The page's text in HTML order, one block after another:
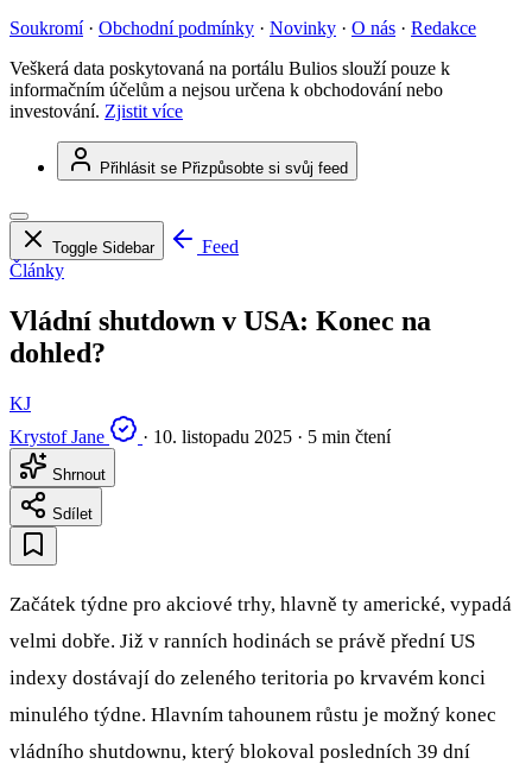
Soukromí · Obchodní podmínky · Novinky · O nás · Redakce
Veškerá data poskytovaná na portálu Bulios slouží pouze k
informačním účelům a nejsou určena k obchodování nebo
investování. Zjistit více
Přihlásit se Přizpůsobte si svůj feed
Toggle Sidebar
Feed
Články
Vládní shutdown v USA: Konec na
dohled?
KJ
Krystof Jane
· 10. listopadu 2025 · 5 min čtení
Shrnout
Sdílet
Začátek týdne pro akciové trhy, hlavně ty americké, vypadá
velmi dobře. Již v ranních hodinách se právě přední US
indexy dostávají do zeleného teritoria po krvavém konci
minulého týdne. Hlavním tahounem růstu je možný konec
vládního shutdownu, který blokoval posledních 39 dní